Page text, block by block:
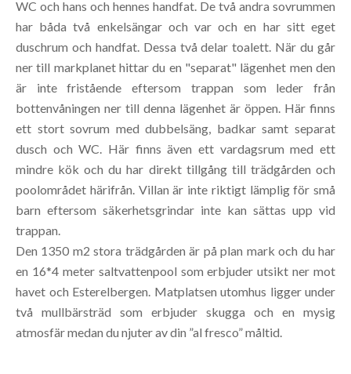
WC och hans och hennes handfat. De två andra sovrummen
har båda två enkelsängar och var och en har sitt eget
duschrum och handfat. Dessa två delar toalett. När du går
ner till markplanet hittar du en "separat" lägenhet men den
är inte fristående eftersom trappan som leder från
bottenvåningen ner till denna lägenhet är öppen. Här finns
ett stort sovrum med dubbelsäng, badkar samt separat
dusch och WC. Här finns även ett vardagsrum med ett
mindre kök och du har direkt tillgång till trädgården och
poolområdet härifrån. Villan är inte riktigt lämplig för små
barn eftersom säkerhetsgrindar inte kan sättas upp vid
trappan.
Den 1350 m2 stora trädgården är på plan mark och du har
en 16*4 meter saltvattenpool som erbjuder utsikt ner mot
havet och Esterelbergen. Matplatsen utomhus ligger under
två mullbärsträd som erbjuder skugga och en mysig
atmosfär medan du njuter av din ”al fresco” måltid.